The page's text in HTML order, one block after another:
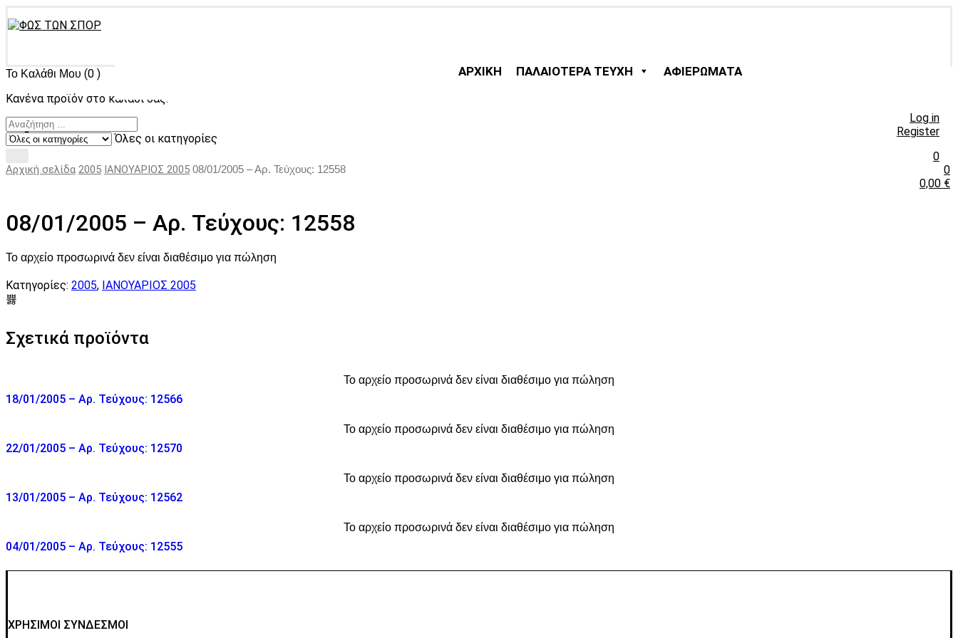
ΑΡΧΙΚΗ ΠΑΛΑΙΟΤΕΡΑ ΤΕΥΧΗ ΑΦΙΕΡΩΜΑΤΑ
Log in
Register
0
0
0,00 €
Το Καλάθι Μου (0 )
Κανένα προϊόν στο καλάθι σας.
Όλες οι κατηγορίες
Αρχική σελίδα 2005 ΙΑΝΟΥΑΡΙΟΣ 2005 08/01/2005 – Αρ. Τεύχους: 12558
08/01/2005 – Αρ. Τεύχους: 12558
Το αρχείο προσωρινά δεν είναι διαθέσιμο για πώληση
Κατηγορίες: 2005, ΙΑΝΟΥΑΡΙΟΣ 2005
Σχετικά προϊόντα
Το αρχείο προσωρινά δεν είναι διαθέσιμο για πώληση
18/01/2005 – Αρ. Τεύχους: 12566
Το αρχείο προσωρινά δεν είναι διαθέσιμο για πώληση
22/01/2005 – Αρ. Τεύχους: 12570
Το αρχείο προσωρινά δεν είναι διαθέσιμο για πώληση
13/01/2005 – Αρ. Τεύχους: 12562
Το αρχείο προσωρινά δεν είναι διαθέσιμο για πώληση
04/01/2005 – Αρ. Τεύχους: 12555
ΧΡΗΣΙΜΟΙ ΣΥΝΔΕΣΜΟΙ